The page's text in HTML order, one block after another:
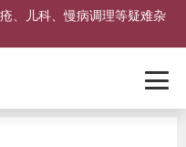
、儿科、慢病调理等疑难杂